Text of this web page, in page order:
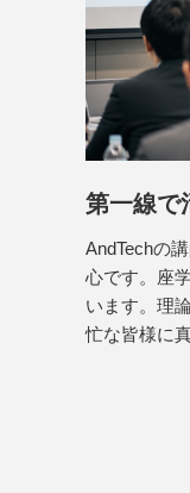
第一線で
AndTechの
心です。座
います。理
忙な皆様に